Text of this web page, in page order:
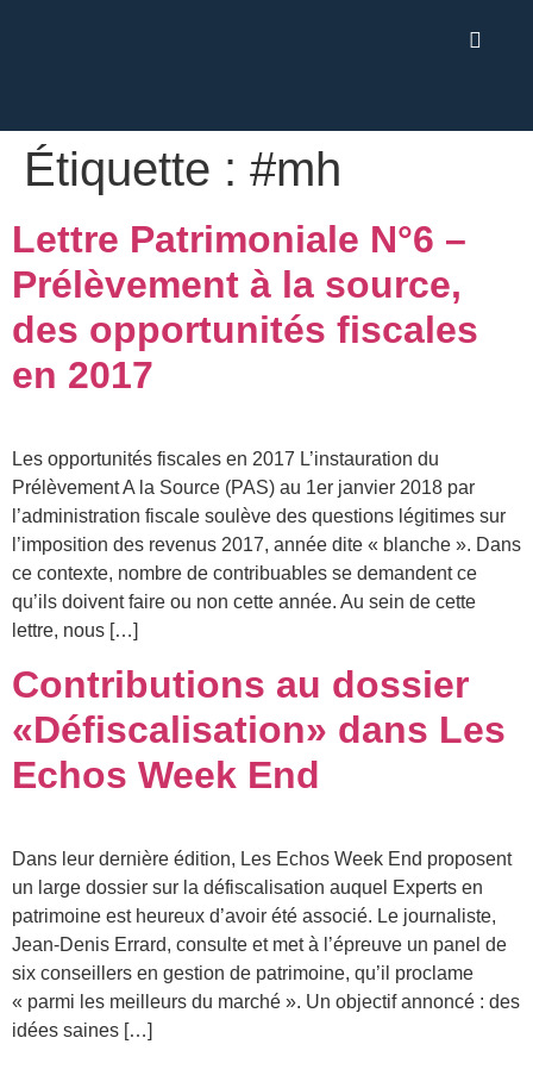
Étiquette : #mh
Lettre Patrimoniale N°6 –
Prélèvement à la source,
des opportunités fiscales
en 2017
Les opportunités fiscales en 2017 L’instauration du
Prélèvement A la Source (PAS) au 1er janvier 2018 par
l’administration fiscale soulève des questions légitimes sur
l’imposition des revenus 2017, année dite « blanche ». Dans
ce contexte, nombre de contribuables se demandent ce
qu’ils doivent faire ou non cette année. Au sein de cette
lettre, nous […]
Contributions au dossier
«Défiscalisation» dans Les
Echos Week End
Dans leur dernière édition, Les Echos Week End proposent
un large dossier sur la défiscalisation auquel Experts en
patrimoine est heureux d’avoir été associé. Le journaliste,
Jean-Denis Errard, consulte et met à l’épreuve un panel de
six conseillers en gestion de patrimoine, qu’il proclame
« parmi les meilleurs du marché ». Un objectif annoncé : des
idées saines […]